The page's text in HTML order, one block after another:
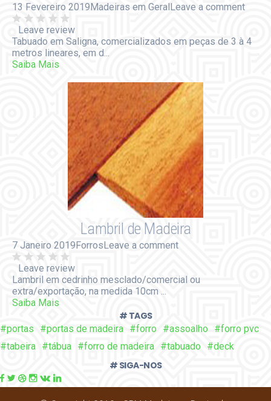
13 Fevereiro 2019Madeiras em GeralLeave a comment
Leave review
Tabuado em Saligna, comercializados em peças de 3 à 4
metros lineares, em d...
Saiba Mais
Lambril de Madeira
7 Janeiro 2019ForrosLeave a comment
Leave review
Lambril em cedrinho mesclado/comercial ou
extra/exportação, na medida 10cm ...
Saiba Mais
# TAGS
#portas #portas de madeira #forro #assoalho #forro pvc
#tabeira #tábua #forro de madeira #tabuado #deck
# SIGA-NOS